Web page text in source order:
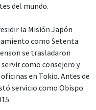
del mundo.
la Misión Japón
como Setenta
se trasladaron
como consejero y
en Tokio. Antes de
servicio como Obispo